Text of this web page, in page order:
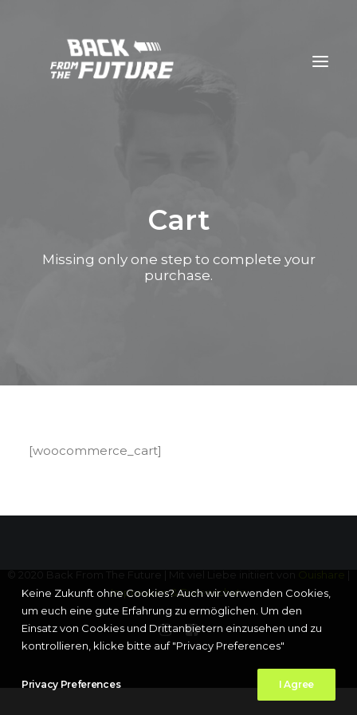
Cart
Missing only one step to complete your
purchase.
[woocommerce_cart]
Impressum & Datenschutz
Keine Zukunft ohne Cookies? Auch wir verwenden Cookies,
um euch eine gute Erfahrung zu ermöglichen. Um den
Einsatz von Cookies und Drittanbietern einzusehen und zu
kontrollieren, klicke bitte auf "Privacy Preferences"
Privacy Preferences I Agree